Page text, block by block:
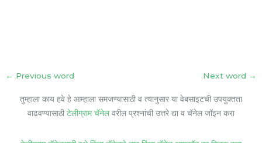
← Previous word Next word →
तुम्हाला काय हवे हे आम्हाला समजण्यासाठी व त्यानुसार या वेबसाइटची उपयुक्तता
वाढवण्यासाठी टेलीग्राम चॅनेलवरील प्रश्नांची उत्तरे द्या व चॅनेल जॉइन करा